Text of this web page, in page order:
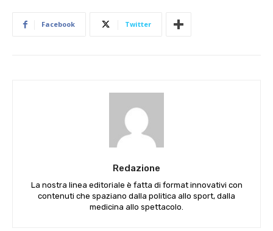
Facebook Twitter
Redazione
La nostra linea editoriale è fatta di format innovativi con
contenuti che spaziano dalla politica allo sport, dalla
medicina allo spettacolo.